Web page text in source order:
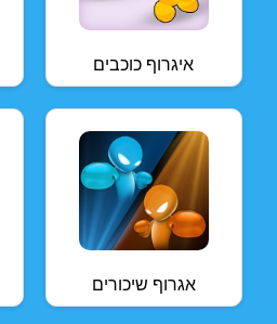
איגרוף כוכבים
אגרוף שיכורים